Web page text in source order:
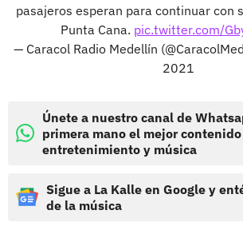
pasajeros esperan para continuar con
Punta Cana. pic.twitter.com/
— Caracol Radio Medellín
2021
Únete a nuestro canal de
primera mano el mejor
entretenimiento y música
Sigue a La Kalle en Google y
de la música